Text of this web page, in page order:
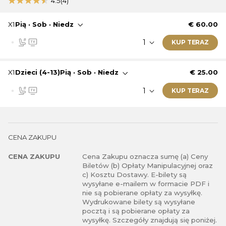
To jest bilet dziecięcy. Więcej informacji o
biletów.
Ten bilet jest ważny w dniu: Piątek · Sobota · Niedziela
Trybuna odkryta
Gigantyczny ekran
X1Pią · Sob · Niedz € 60.00
KUP TERAZ
Informacje o bilecie:
Ten bilet jest ważny w dniu: Piątek · Sobota · Niedziela
Gigantyczny ekran
Ten bilet zostanie wysłany jako e-bilet.
X1Dzieci (4-13)Pią · Sob · Niedz € 25.00
KUP TERAZ
To jest bilet dziecięcy. Więcej informacji o
biletów.
Ten bilet jest ważny w dniu: Piątek · Sobota · Niedziela
Miejsca numerowane
Ten bilet zostanie wysłany jako e-bilet.
CENA ZAKUPU
CENA ZAKUPU
Cena Zakupu oznacza sumę (a) Ceny
Biletów (b) Opłaty Manipulacyjnej oraz
c) Kosztu Dostawy. E-bilety są
wysyłane e-mailem w formacie PDF i
nie są pobierane opłaty za wysyłkę.
Wydrukowane bilety są wysyłane
pocztą i są pobierane opłaty za
wysyłkę. Szczegóły znajdują się poniżej.